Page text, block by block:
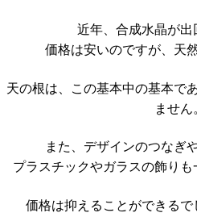
近年、合成水晶が出
価格は安いのですが、天
天の根は、この基本中の基本で
ません。
また、デザインのつなぎ
プラスチックやガラスの飾りも
価格は抑えることができるで